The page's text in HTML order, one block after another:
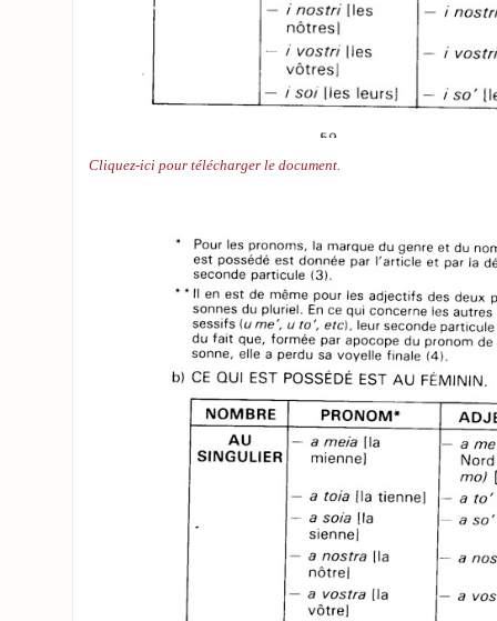
Cliquez-ici pour télécharger le document.